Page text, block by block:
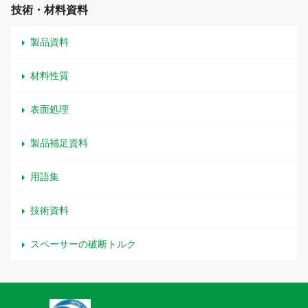
技術・材料資料
製品資料
材料性質
表面処理
製品補足資料
用語集
技術資料
スペーサーの破断トルク